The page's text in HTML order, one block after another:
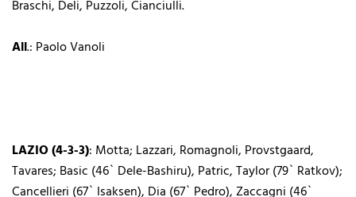
Braschi, Deli, Puzzoli, Cianciulli.
All.: Paolo Vanoli
LAZIO (4-3-3): Motta; Lazzari, Romagnoli, Provstgaard,
Tavares; Basic (46` Dele-Bashiru), Patric, Taylor (79` Ratkov);
Cancellieri (67` Isaksen), Dia (67` Pedro), Zaccagni (46`